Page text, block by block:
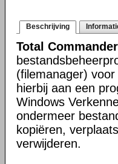
Beschrijving
Total Commander
(filemanager)
hierbij aan een
Windows
ondermeer
kopiëren,
verwijderen.